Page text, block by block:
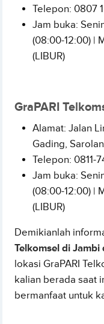
Telepon:0807 1
Jam buka:
(08:00-12:00) |
(LIBUR)
GraPARI
Alamat: Jalan
Gading,
Telepon:0811-
Jam buka:
(08:00-12:00) |
(LIBUR)
Demikianlah
Telkomsel di
lokasi GraPARI
kalian berada saat
bermanfaat untuk